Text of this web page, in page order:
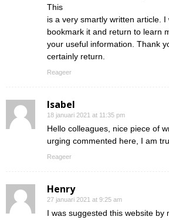
This
is a very smartly written article.
bookmark it and return to learn
your useful information. Thank
certainly return.
Reageer
Isabel
18 januari 2021 at 11:35 pm
Hello colleagues, nice piece of
urging commented here, I am
Reageer
Henry
27 januari 2021 at 9:25 am
I was suggested this website by